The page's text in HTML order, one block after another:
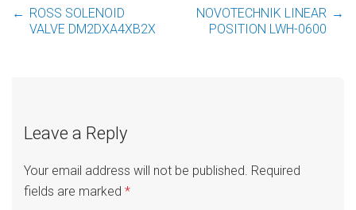
Post
← ROSS SOLENOID
VALVE DM2DXA4XB2X
NOVOTECHNIK LINEAR
POSITION LWH-0600
→
Leave a Reply
Your email address will not be published. Required
fields are marked *